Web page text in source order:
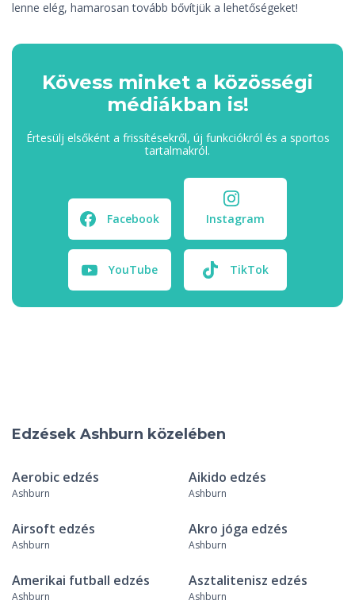
lenne elég, hamarosan tovább bővítjük a lehetőségeket!
Kövess minket a közösségi
médiákban is!
Értesülj elsőként a frissítésekről, új funkciókról és a sportos
tartalmakról.
Facebook Instagram
YouTube TikTok
Edzések Ashburn közelében
Aerobic edzés
Ashburn
Aikido edzés
Ashburn
Airsoft edzés
Ashburn
Akro jóga edzés
Ashburn
Amerikai futball edzés
Ashburn
Asztalitenisz edzés
Ashburn